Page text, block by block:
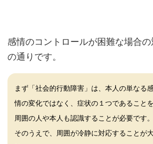
感情のコントロールが困難な場合
の通りです。
まず「社会的行動障害」は、本人の単なる
情の変化ではなく、症状の１つであることを
周囲の人や本人も認識することが必要です。
そのうえで、周囲が冷静に対応することが